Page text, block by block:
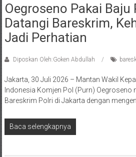
Oegroseno Pakai
Datangi Bareskrim,
Jadi Perhatian
Diposkan Oleh:Goken Abdullah
Jakarta, 30 Juli 2026 – Mantan Wakil
Indonesia Komjen Pol (Purn) Oegroseno
Bareskrim Polri di Jakarta dengan
Baca selengkapnya